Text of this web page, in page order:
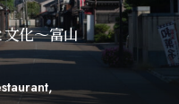
化～富山
,